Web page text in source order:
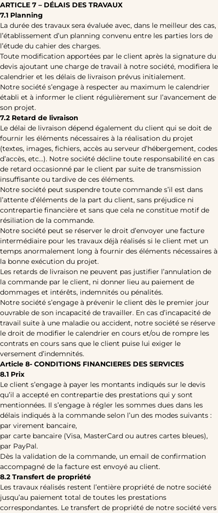
ARTICLE 7 – DÉLAIS DES TRAVAUX
7.1 Planning
La durée des travaux sera évaluée avec, dans le meilleur des cas,
l’établissement d’un planning convenu entre les parties lors de
l’étude du cahier des charges.
Toute modification apportées par le client après la signature du
devis ajoutant une charge de travail à notre société, modifiera le
calendrier et les délais de livraison prévus initialement.
Notre société s’engage à respecter au maximum le calendrier
établi et à informer le client régulièrement sur l’avancement de
son projet.
7.2 Retard de livraison
Le délai de livraison dépend également du client qui se doit de
fournir les éléments nécessaires à la réalisation du projet
(textes, images, fichiers, accès au serveur d’hébergement, codes
d’accès, etc…). Notre société décline toute responsabilité en cas
de retard occasionné par le client par suite de transmission
insuffisante ou tardive de ces éléments.
Notre société peut suspendre toute commande s’il est dans
l’attente d’éléments de la part du client, sans préjudice ni
contrepartie financière et sans que cela ne constitue motif de
résiliation de la commande.
Notre société peut se réserver le droit d’envoyer une facture
intermédiaire pour les travaux déjà réalisés si le client met un
temps anormalement long à fournir des éléments nécessaires à
la bonne exécution du projet.
Les retards de livraison ne peuvent pas justifier l’annulation de
la commande par le client, ni donner lieu au paiement de
dommages et intérêts, indemnités ou pénalités.
Notre société s’engage à prévenir le client dès le premier jour
ouvrable de son incapacité de travailler. En cas d’incapacité de
travail suite à une maladie ou accident, notre société se réserve
le droit de modifier le calendrier en cours et/ou de rompre les
contrats en cours sans que le client puise lui exiger le
versement d’indemnités.
Article 8- CONDITIONS FINANCIERES DES SERVICES
8.1 Prix
Le client s’engage à payer les montants indiqués sur le devis
qu’il a accepté en contrepartie des prestations qui y sont
mentionnées. Il s’engage à régler les sommes dues dans les
délais indiqués à la commande selon l’un des modes suivants :
par virement bancaire,
par carte bancaire (Visa, MasterCard ou autres cartes bleues),
par PayPal.
Dès la validation de la commande, un email de confirmation
accompagné de la facture est envoyé au client.
8.2 Transfert de propriété
Les travaux réalisés restent l’entière propriété de notre société
jusqu’au paiement total de toutes les prestations
correspondantes. Le transfert de propriété de notre société vers